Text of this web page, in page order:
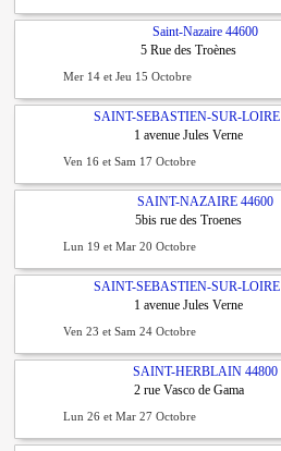
Saint-Nazaire 44600
5 Rue des Troènes
Mer 14 et Jeu 15 Octobre
SAINT-SEBASTIEN-SUR-LOIRE
1 avenue Jules Verne
Ven 16 et Sam 17 Octobre
SAINT-NAZAIRE 44600
5bis rue des Troenes
Lun 19 et Mar 20 Octobre
SAINT-SEBASTIEN-SUR-LOIRE
1 avenue Jules Verne
Ven 23 et Sam 24 Octobre
SAINT-HERBLAIN 44800
2 rue Vasco de Gama
Lun 26 et Mar 27 Octobre